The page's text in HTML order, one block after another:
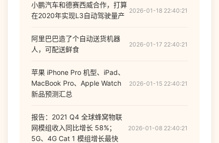
小鹏汽车和德赛西威合作，打算
在2020年实现L3自动驾驶量产
2026-01-18 22:40:21
阿里巴巴造了个自动送货机器
人，可配送鲜食
2026-01-17 22:40:21
苹果 iPhone Pro 机型、iPad、
MacBook Pro、Apple Watch
新品预测汇总
2026-01-15 22:40:21
报告：2021 Q4 全球蜂窝物联
网模组收入同比增长 58%；
5G、4G Cat 1 模组增长最快
2026-01-08 22:40:21